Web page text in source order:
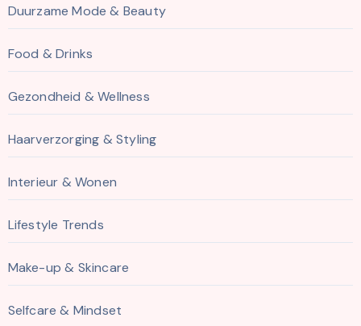
Duurzame Mode & Beauty
Food & Drinks
Gezondheid & Wellness
Haarverzorging & Styling
Interieur & Wonen
Lifestyle Trends
Make-up & Skincare
Selfcare & Mindset